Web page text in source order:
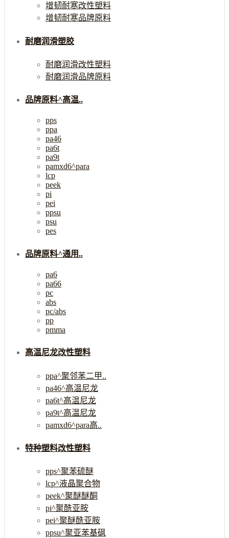
增韧耐寒改性塑料
增韧耐寒品牌原料
耐磨润滑塑胶
耐磨润滑改性塑料
耐磨润滑品牌原料
品牌原料^高温..
pps
ppa
pa46
pa6t
pa9t
pamxd6^para
lcp
peek
pi
pei
ppsu
psu
pes
品牌原料^通用..
pa6
pa66
pc
abs
pc/abs
pp
pmma
高温尼龙改性塑料
ppa^聚邻苯二甲..
pa46^高温尼龙
pa6t^高温尼龙
pa9t^高温尼龙
pamxd6^para高..
特种塑料改性塑料
pps^聚苯硫醚
lcp^液晶聚合物
peek^聚醚醚酮
pi^聚酰亚胺
pei^聚醚酰亚胺
ppsu^聚亚苯基砜